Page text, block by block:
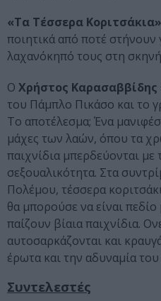
«Τα Τέσσερα
ποιητικά από ποτέ στήνουν
λαχανόκηπό τους στη
Ο Χρήστος Καρασαββίδης
του Πάμπλο Πικάσο και το
Το αποτέλεσμα; Ένα
μάχες των λαών, όπου τα
παιχνίδια μπερδεύονται με
σεξουαλικότητα. Στα
Πολέμου, τέσσερα
θα μπορούσε να είναι
παίζουν βίαια παιχνίδια.
αυτοσαρκάζονται και
έρωτα και την αδυναμία
Συντελεστές